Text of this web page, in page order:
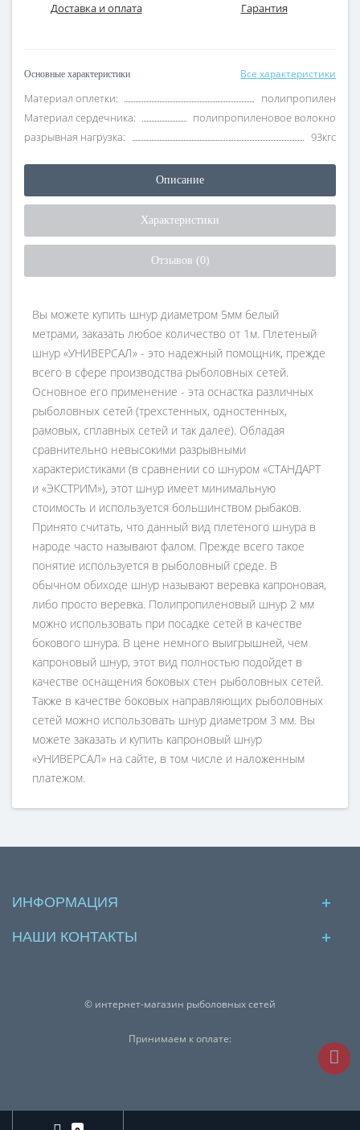
Доставка и оплата Гарантия
Основные характеристики Все характеристики
Материал оплетки:
полипропилен
Материал сердечника:
полипропиленовое волокно
разрывная нагрузка:
93кгс
Описание
Характеристики
Отзывов (0)
Вы можете купить шнур диаметром 5мм белый
метрами, заказать любое количество от 1м. Плетеный
шнур «УНИВЕРСАЛ» - это надежный помощник, прежде
всего в сфере производства рыболовных сетей.
Основное его применение - эта оснастка различных
рыболовных сетей (трехстенных, одностенных,
рамовых, сплавных сетей и так далее). Обладая
сравнительно невысокими разрывными
характеристиками (в сравнении со шнуром «СТАНДАРТ
и «ЭКСТРИМ»), этот шнур имеет минимальную
стоимость и используется большинством рыбаков.
Принято считать, что данный вид плетеного шнура в
народе часто называют фалом. Прежде всего такое
понятие используется в рыболовный среде. В
обычном обиходе шнур называют веревка капроновая,
либо просто веревка. Полипропиленовый шнур 2 мм
можно использовать при посадке сетей в качестве
бокового шнура. В цене немного выигрышней, чем
капроновый шнур, этот вид полностью подойдет в
качестве оснащения боковых стен рыболовных сетей.
Также в качестве боковых направляющих рыболовных
сетей можно использовать шнур диаметром 3 мм. Вы
можете заказать и купить капроновый шнур
«УНИВЕРСАЛ» на сайте, в том числе и наложенным
платежом.
ИНФОРМАЦИЯ
НАШИ КОНТАКТЫ
© интернет-магазин рыболовных сетей
Принимаем к оплате: